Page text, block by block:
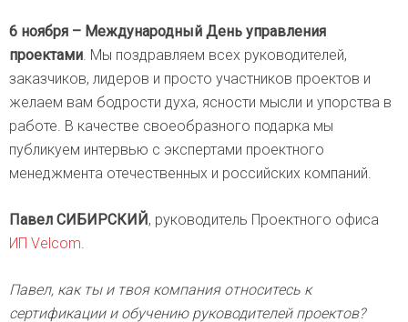
6 ноября – Международный День управления
проектами. Мы поздравляем всех руководителей,
заказчиков, лидеров и просто участников проектов и
желаем вам бодрости духа, ясности мысли и упорства в
работе. В качестве своеобразного подарка мы
публикуем интервью с экспертами проектного
менеджмента отечественных и российских компаний.
Павел СИБИРСКИЙ , руководитель Проектного офиса
ИП Velcom.
Павел, как ты и твоя компания относитесь к
сертификации и обучению руководителей проектов?